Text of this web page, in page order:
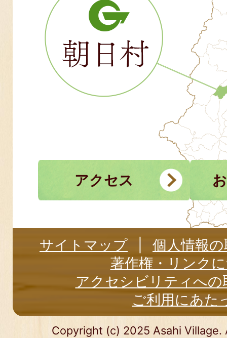
アクセス
サイトマップ
個人情報
著作権・リンク
アクセシビリティへの
ご利用にあた
Copyright (c) 2025 Asahi Village.